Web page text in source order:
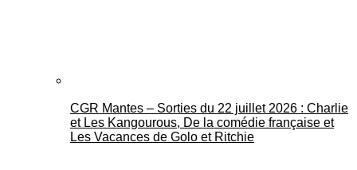
CGR Mantes – Sorties du 22 juillet 2026 : Charlie
et Les Kangourous, De la comédie française et
Les Vacances de Golo et Ritchie